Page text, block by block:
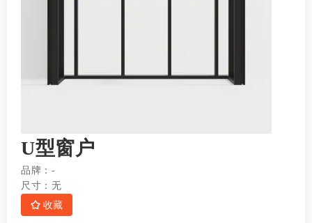
U型窗户
品牌： -
尺寸： 无
收藏